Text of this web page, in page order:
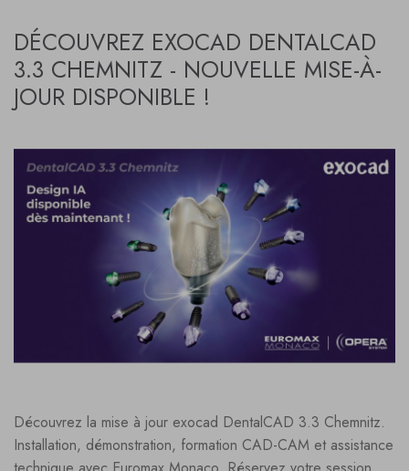
DÉCOUVREZ EXOCAD DENTALCAD
3.3 CHEMNITZ - NOUVELLE MISE-À-
JOUR DISPONIBLE !
Découvrez la mise à jour exocad DentalCAD 3.3 Chemnitz.
Installation, démonstration, formation CAD-CAM et assistance